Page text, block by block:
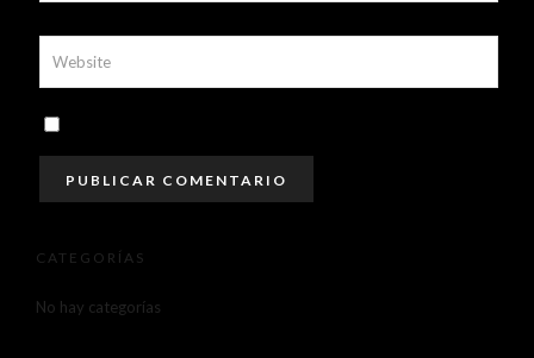
CATEGORÍAS
No hay categorías